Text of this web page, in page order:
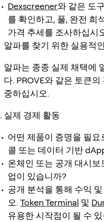
Dexscreener와 같은 도
를 확인하고, 풀, 완전 희
가격 추세를 조사하십시
알파를 찾기 위한 실용적
알파는 종종 실제 채택에
다. PROVE와 같은 토큰
중하십시오.
실제 경제 활동
어떤 제품이 증명을 필요
콜 또는 데이터 기반
온체인 또는 공개 대시
업이 있습니까?
공개 분석을 통해 수익
오. Token Terminal 및
유용한 시작점이 될 수